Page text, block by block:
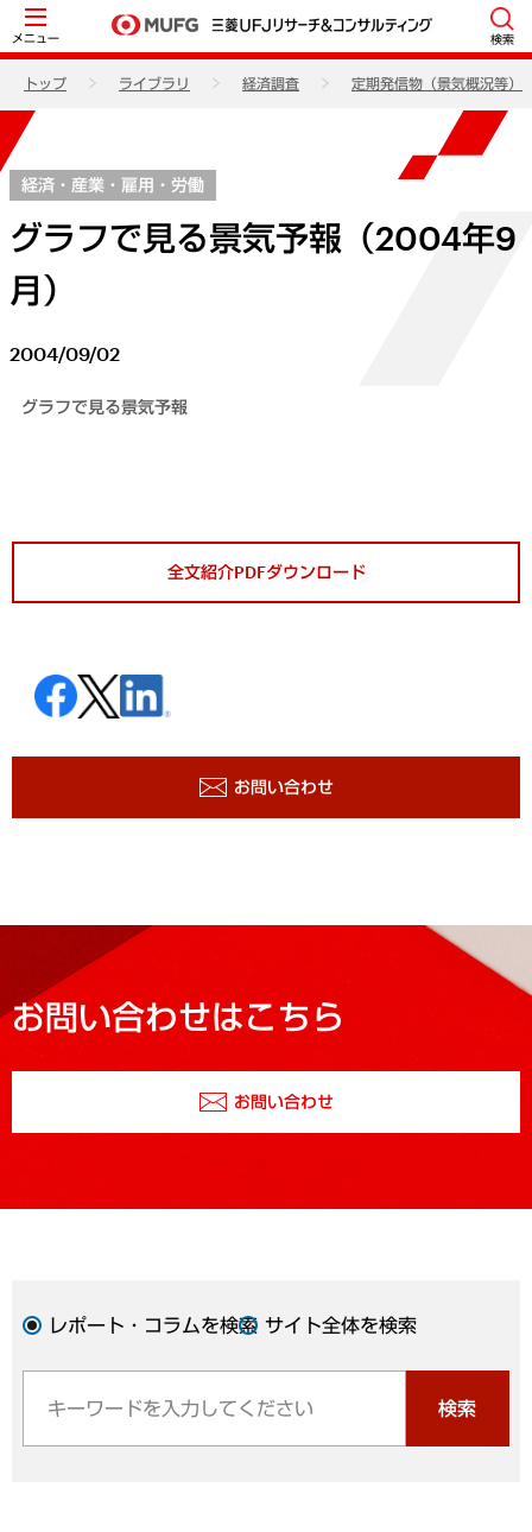
メニュー 検索
トップ ライブラリ 経済調査 定期発信物（景気概況等）
経済・産業・雇用・労働
グラフで見る景気予報（2004年9
月）
2004/09/02
グラフで見る景気予報
全文紹介PDFダウンロード
お問い合わせ
お問い合わせはこちら
お問い合わせ
レポート・コラムを検索 サイト全体を検索
検索